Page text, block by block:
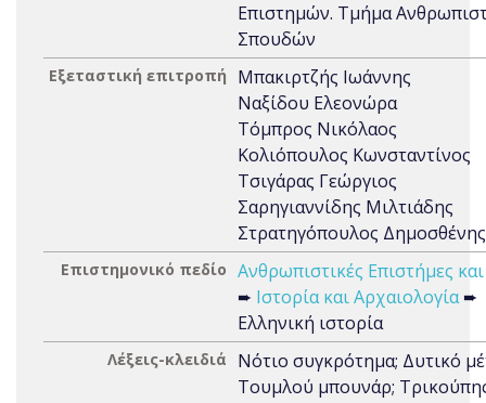
Επιστημών. Τμήμα
Σπουδών
Εξεταστική επιτροπή
Μπακιρτζής Ιωάννης
Ναξίδου Ελεονώρα
Τόμπρος Νικόλαος
Κολιόπουλος Κωνσταντίνος
Τσιγάρας Γεώργιος
Σαρηγιαννίδης Μιλτιάδης
Στρατηγόπουλος Δημοσθένης
Επιστημονικό πεδίο Ανθρωπιστικές Επιστήμες
➨ Ιστορία και Αρχαιολογία➨
Ελληνική ιστορία
Λέξεις-κλειδιά
Νότιο συγκρότημα; Δυτικό
Τουμλού μπουνάρ;